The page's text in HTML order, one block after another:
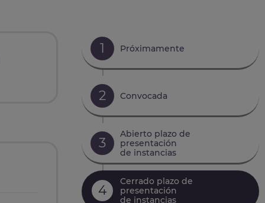
1 Próximamente
2 Convocada
3
Abierto plazo de
presentación
de instancias
4
Cerrado plazo de
presentación
de instancias